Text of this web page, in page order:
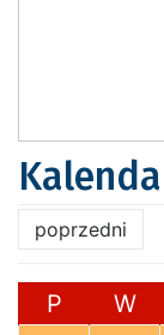
poprzedni
P W